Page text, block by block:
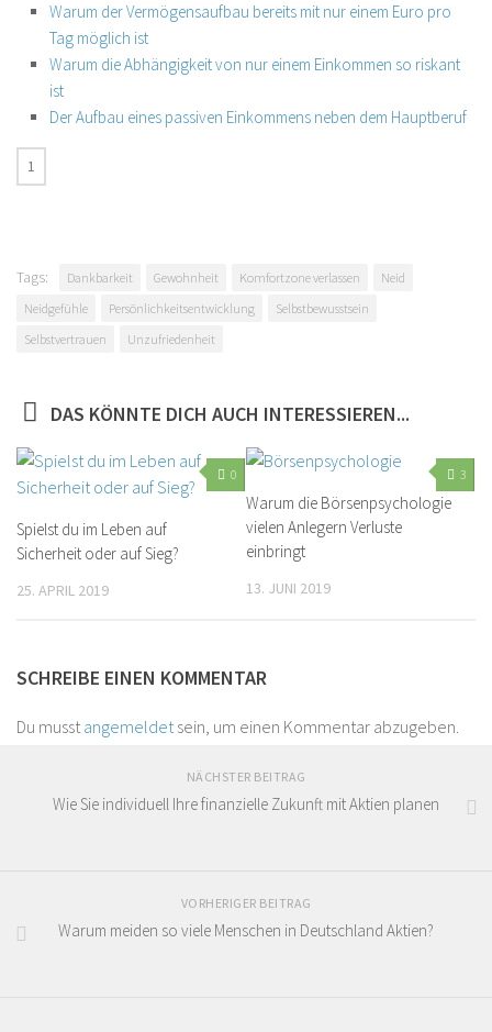
Warum der Vermögensaufbau bereits mit nur einem Euro pro
Tag möglich ist
Warum die Abhängigkeit von nur einem Einkommen so riskant
ist
Der Aufbau eines passiven Einkommens neben dem Hauptberuf
Tags: Dankbarkeit Gewohnheit Komfortzone verlassen
Neid
Neidgefühle
Persönlichkeitsentwicklung
Selbstbewusstsein
Selbstvertrauen
Unzufriedenheit
DAS KÖNNTE DICH AUCH INTERESSIEREN...
0
Spielst du im Leben auf
Sicherheit oder auf Sieg?
25. APRIL 2019
3
Warum die Börsenpsychologie
vielen Anlegern Verluste
einbringt
13. JUNI 2019
SCHREIBE EINEN KOMMENTAR
Du musstangemeldetsein, um einen Kommentar abzugeben.
NÄCHSTER BEITRAG
Wie Sie individuell Ihre finanzielle Zukunft mit Aktien planen
VORHERIGER BEITRAG
Warum meiden so viele Menschen in Deutschland Aktien?